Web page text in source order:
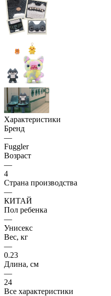
Характеристики
Бренд
—
Fuggler
Возраст
—
4
Страна производства
—
КИТАЙ
Пол ребенка
—
Унисекс
Вес, кг
—
0.23
Длина, см
—
24
Все характеристики